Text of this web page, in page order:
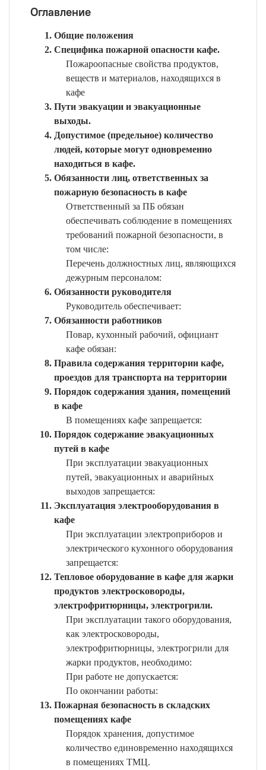
Оглавление
Общие положения
Специфика пожарной опасности кафе.
Пожароопасные свойства продуктов,
веществ и материалов, находящихся в
кафе
Пути эвакуации и эвакуационные
выходы.
Допустимое (предельное) количество
людей, которые могут одновременно
находиться в кафе.
Обязанности лиц, ответственных за
пожарную безопасность в кафе
Ответственный за ПБ обязан
обеспечивать соблюдение в помещениях
требований пожарной безопасности, в
том числе:
Перечень должностных лиц, являющихся
дежурным персоналом:
Обязанности руководителя
Руководитель обеспечивает:
Обязанности работников
Повар, кухонный рабочий, официант
кафе обязан:
Правила содержания территории кафе,
проездов для транспорта на территории
Порядок содержания здания, помещений
в кафе
В помещениях кафе запрещается:
Порядок содержание эвакуационных
путей в кафе
При эксплуатации эвакуационных
путей, эвакуационных и аварийных
выходов запрещается:
Эксплуатация электрооборудования в
кафе
При эксплуатации электроприборов и
электрического кухонного оборудования
запрещается:
Тепловое оборудование в кафе для жарки
продуктов электросковороды,
электрофритюрницы, электрогрили.
При эксплуатации такого оборудования,
как электросковороды,
электрофритюрницы, электрогрили для
жарки продуктов, необходимо:
При работе не допускается:
По окончании работы:
Пожарная безопасность в складских
помещениях кафе
Порядок хранения, допустимое
количество единовременно находящихся
в помещениях ТМЦ.